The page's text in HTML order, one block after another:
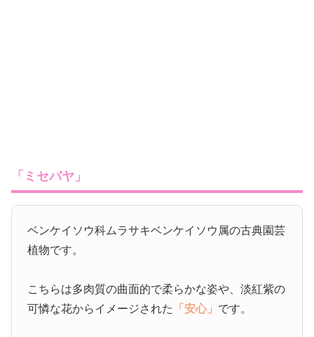
「ミセバヤ」
ベンケイソウ科ムラサキベンケイソウ属の古典園芸
植物です。
こちらは多肉質の曲面的で柔らかな姿や、淡紅紫の
可憐な花からイメージされた
「安心」 です。